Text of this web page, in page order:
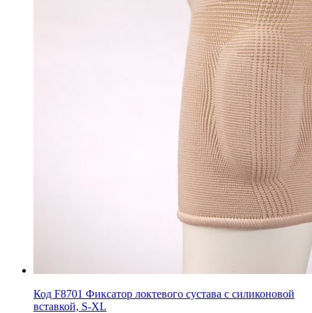
Код F8701 Фиксатор локтевого сустава с силиконовой
вставкой, S-XL